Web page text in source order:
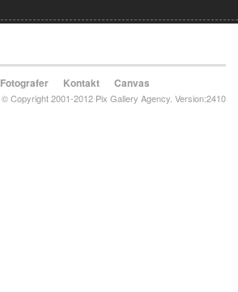
Fotografer Kontakt Canvas
© Copyright 2001-2012 Pix Gallery Agency. Version:2410